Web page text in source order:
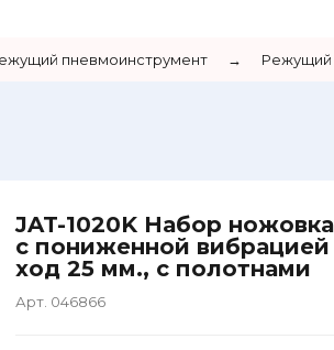
пневмоинструмент → Режущий
JAT-1020K Набор
с пониженной
ход 25 мм., с полотнами
Арт. 046866